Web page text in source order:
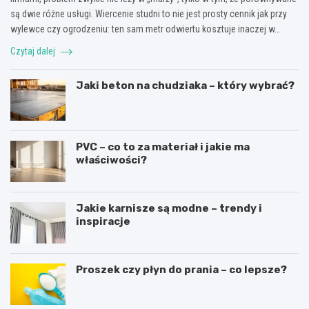
są dwie różne usługi. Wiercenie studni to nie jest prosty cennik jak przy
wylewce czy ogrodzeniu: ten sam metr odwiertu kosztuje inaczej w…
Czytaj dalej
Jaki beton na chudziaka – który wybrać?
PVC – co to za materiał i jakie ma
właściwości?
Jakie karnisze są modne – trendy i
inspiracje
Proszek czy płyn do prania – co lepsze?
R
L